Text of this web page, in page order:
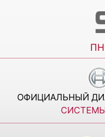
ОФИЦИАЛЬНЫЙ